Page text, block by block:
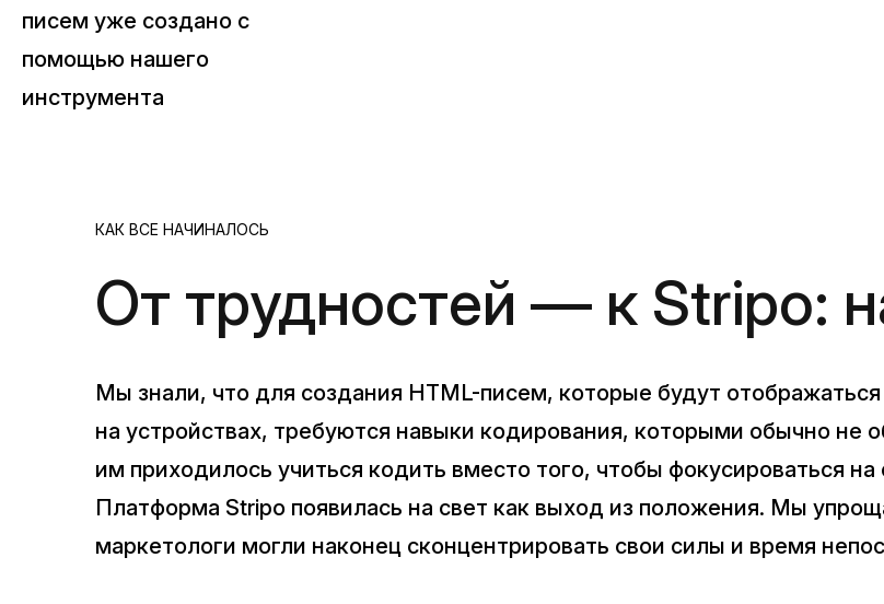
писем уже создано с
помощью нашего
инструмента
КАК ВСЕ НАЧИНАЛОСЬ
От трудностей — к Stripo:
Мы знали, что для создания HTML-писем, которые будут
на устройствах, требуются навыки кодирования, которыми обычно не
им приходилось учиться кодить вместо того, чтобы фокусироваться
Платформа Stripo появилась на свет как выход из положения. Мы
маркетологи могли наконец сконцентрировать свои силы и время